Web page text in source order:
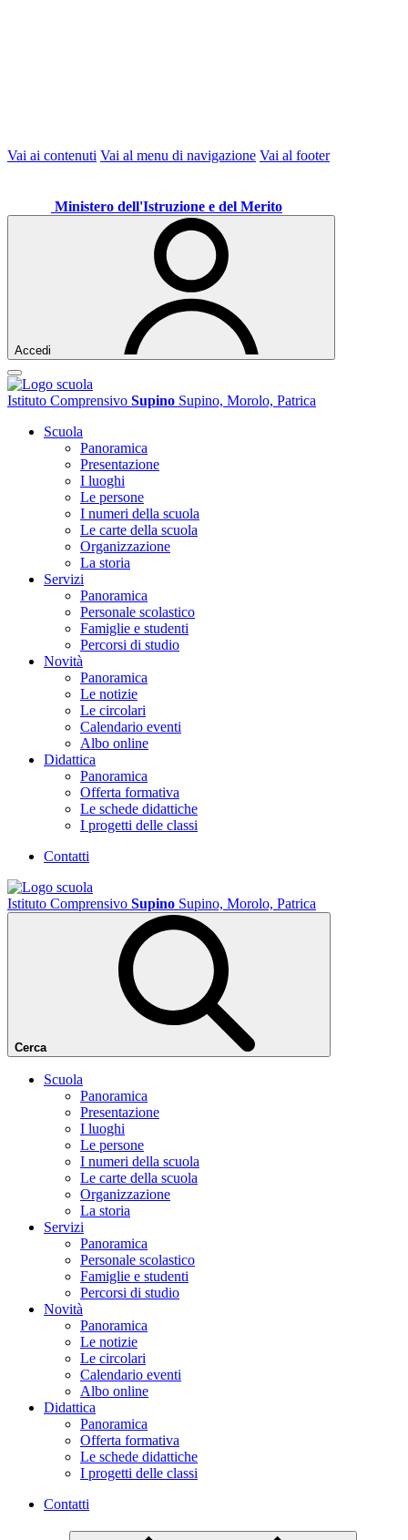
Vai ai contenuti Vai al menu di navigazione Vai al footer
Ministero dell'Istruzione e del Merito
Accedi
Istituto Comprensivo Supino Supino, Morolo, Patrica
Scuola
Panoramica
Presentazione
I luoghi
Le persone
I numeri della scuola
Le carte della scuola
Organizzazione
La storia
Servizi
Panoramica
Personale scolastico
Famiglie e studenti
Percorsi di studio
Novità
Panoramica
Le notizie
Le circolari
Calendario eventi
Albo online
Didattica
Panoramica
Offerta formativa
Le schede didattiche
I progetti delle classi
Contatti
Istituto Comprensivo Supino Supino, Morolo, Patrica
Cerca
Scuola
Panoramica
Presentazione
I luoghi
Le persone
I numeri della scuola
Le carte della scuola
Organizzazione
La storia
Servizi
Panoramica
Personale scolastico
Famiglie e studenti
Percorsi di studio
Novità
Panoramica
Le notizie
Le circolari
Calendario eventi
Albo online
Didattica
Panoramica
Offerta formativa
Le schede didattiche
I progetti delle classi
Contatti